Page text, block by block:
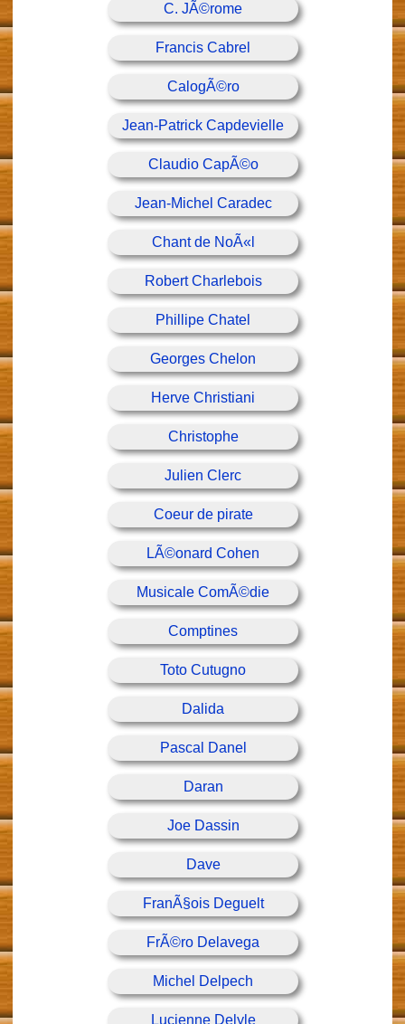
C. JÃ©rome
Francis Cabrel
CalogÃ©ro
Jean-Patrick Capdevielle
Claudio CapÃ©o
Jean-Michel Caradec
Chant de NoÃ«l
Robert Charlebois
Phillipe Chatel
Georges Chelon
Herve Christiani
Christophe
Julien Clerc
Coeur de pirate
LÃ©onard Cohen
Musicale ComÃ©die
Comptines
Toto Cutugno
Dalida
Pascal Danel
Daran
Joe Dassin
Dave
FranÃ§ois Deguelt
FrÃ©ro Delavega
Michel Delpech
Lucienne Delyle